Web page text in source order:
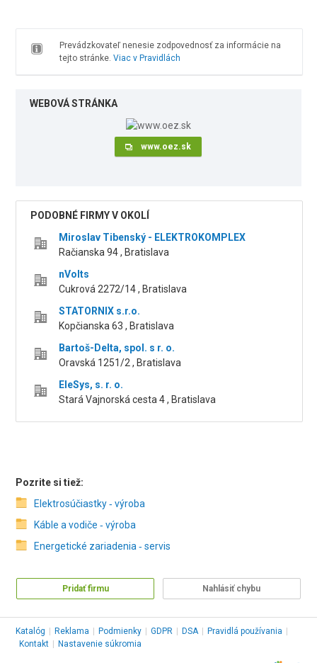
Prevádzkovateľ nenesie zodpovednosť za informácie na
tejto stránke. Viac v Pravidlách
WEBOVÁ STRÁNKA
www.oez.sk
PODOBNÉ FIRMY V OKOLÍ
Miroslav Tibenský - ELEKTROKOMPLEX
Račianska 94 , Bratislava
nVolts
Cukrová 2272/14 , Bratislava
STATORNIX s.r.o.
Kopčianska 63 , Bratislava
Bartoš-Delta, spol. s r. o.
Oravská 1251/2 , Bratislava
EleSys, s. r. o.
Stará Vajnorská cesta 4 , Bratislava
Pozrite si tiež:
Elektrosúčiastky ‑ výroba
Káble a vodiče ‑ výroba
Energetické zariadenia ‑ servis
Pridať firmu Nahlásiť chybu
Katalóg Reklama Podmienky GDPR DSA Pravidlá používania
Kontakt
Nastavenie súkromia